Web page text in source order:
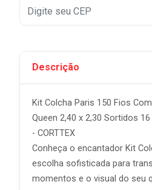
7x
9x
Descrição
Kit Colcha Paris 150 Fios
Queen 2,40 x 2,30 Sortidos
- CORTTEX
Conheça o encantador Kit
escolha sofisticada para
momentos e o visual do seu